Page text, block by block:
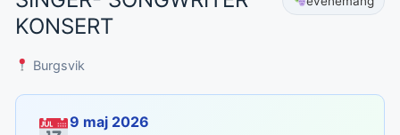
KONSERT
Burgsvik
9 maj 2026